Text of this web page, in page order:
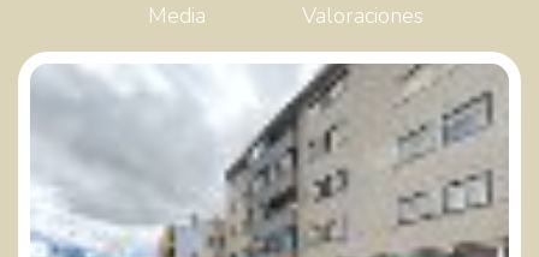
Media
Valoraciones